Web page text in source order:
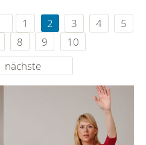
1 2 3 4
5
8 9
10
nächste